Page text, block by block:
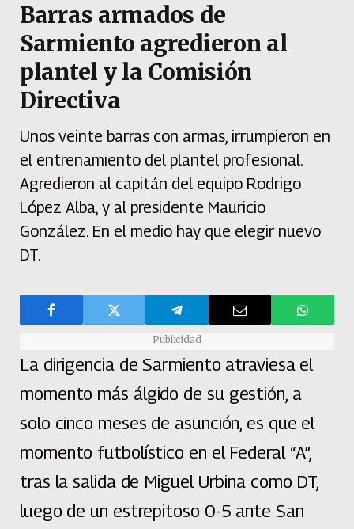
Barras armados de
Sarmiento agredieron al
plantel y la Comisión
Directiva
Unos veinte barras con armas, irrumpieron en
el entrenamiento del plantel profesional.
Agredieron al capitán del equipo Rodrigo
López Alba, y al presidente Mauricio
González. En el medio hay que elegir nuevo
DT.
Publicidad
La dirigencia de Sarmiento atraviesa el
momento más álgido de su gestión, a
solo cinco meses de asunción, es que el
momento futbolístico en el Federal “A”,
tras la salida de Miguel Urbina como DT,
luego de un estrepitoso 0-5 ante San